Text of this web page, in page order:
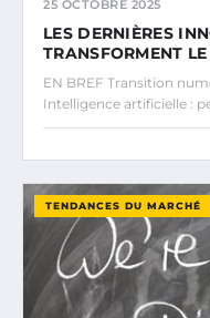
25 OCTOBRE 2025
LES DERNIÈRES
TRANSFORMENT
EN BREF Transition
Intelligence artificielle :
TENDANCES DU MARCHÉ